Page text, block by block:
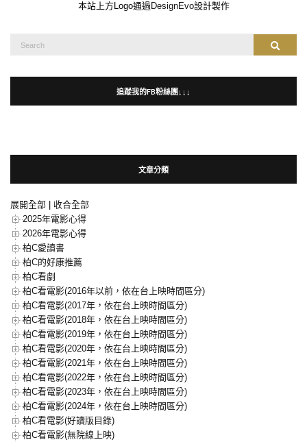
本站上方Logo通過 DesignEvo設計製作
Search
Search
追蹤我的FB粉絲團↓↓↓
文章分類
展開全部
收合全部
2025年電影心得
2026年電影心得
柏C愛讀書
柏C的好康推薦
柏C看劇
柏C看電影(2016年以前，依在台上映時間區分)
柏C看電影(2017年，依在台上映時間區分)
柏C看電影(2018年，依在台上映時間區分)
柏C看電影(2019年，依在台上映時間區分)
柏C看電影(2020年，依在台上映時間區分)
柏C看電影(2021年，依在台上映時間區分)
柏C看電影(2022年，依在台上映時間區分)
柏C看電影(2023年，依在台上映時間區分)
柏C看電影(2024年，依在台上映時間區分)
柏C看電影(好讀版目錄)
柏C看電影(無院線上映)